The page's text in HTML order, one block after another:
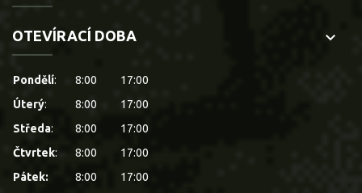
OTEVÍRACÍ DOBA keyboard_arrow_down
Pondělí: 8:00
17:00
Úterý: 8:00
17:00
Středa: 8:00
17:00
Čtvrtek: 8:00
17:00
Pátek:
8:00
17:00